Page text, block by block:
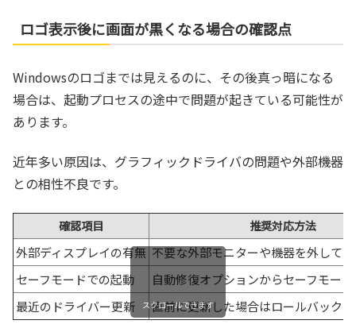
ロゴ表示後に画面が黒くなる場合の確認点
Windowsのロゴまでは見えるのに、その後真っ暗になる
場合は、起動プロセスの途中で問題が起きている可能性が
あります。
近年多い原因は、グラフィックドライバの問題や外部機器
との相性不良です。
確認項目 推奨対応方法
外部ディスプレイの有無 不要な外部モニターや機器を外して
セーフモードでの起動
自動修復オプションからセーフモー
最近のドライバー更新
直前に更新した場合はロールバック
スクロールできます